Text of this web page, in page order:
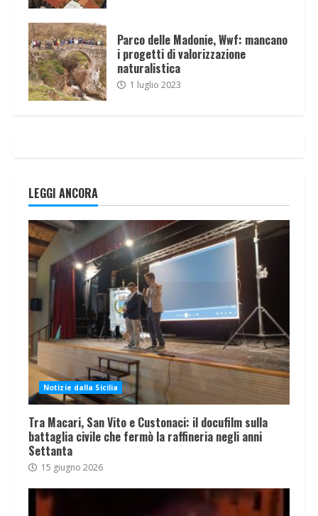
Parco delle Madonie, Wwf: mancano
i progetti di valorizzazione
naturalistica
1 luglio 2023
LEGGI ANCORA
Notizie dalla Sicilia
Tra Macari, San Vito e Custonaci: il docufilm sulla
battaglia civile che fermò la raffineria negli anni
Settanta
15 giugno 2026